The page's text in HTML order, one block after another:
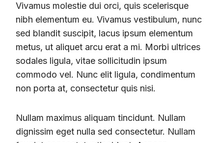
Vivamus molestie dui orci, quis scelerisque
nibh elementum eu. Vivamus vestibulum, nunc
sed blandit suscipit, lacus ipsum elementum
metus, ut aliquet arcu erat a mi. Morbi ultrices
sodales ligula, vitae sollicitudin ipsum
commodo vel. Nunc elit ligula, condimentum
non porta at, consectetur quis nisi.
Nullam maximus aliquam tincidunt. Nullam
dignissim eget nulla sed consectetur. Nullam